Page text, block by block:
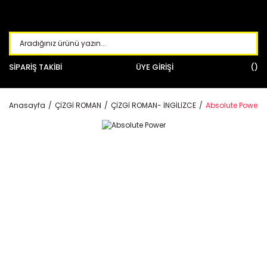
SİPARİŞ TAKİBİ ÜYE GİRİŞİ
Anasayfa ÇİZGİ ROMAN ÇİZGİ ROMAN- İNGİLİZCE Absolute Power